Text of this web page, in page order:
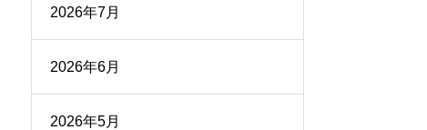
2026年7月
2026年6月
2026年5月